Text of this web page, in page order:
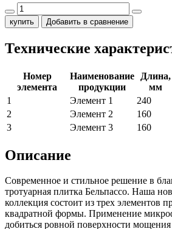
купить Добавить в сравнение
Технические
Номер
элемента
Наименование
продукции
Длина,
мм
1
Элемент 1 240
2
Элемент 2 160
3
Элемент 3 160
Описание
Современное и стильное решение в
тротуарная плитка Бельпассо. Наша
коллекция состоит из трех элементов
квадратной формы. Применение
добиться ровной поверхности мощения